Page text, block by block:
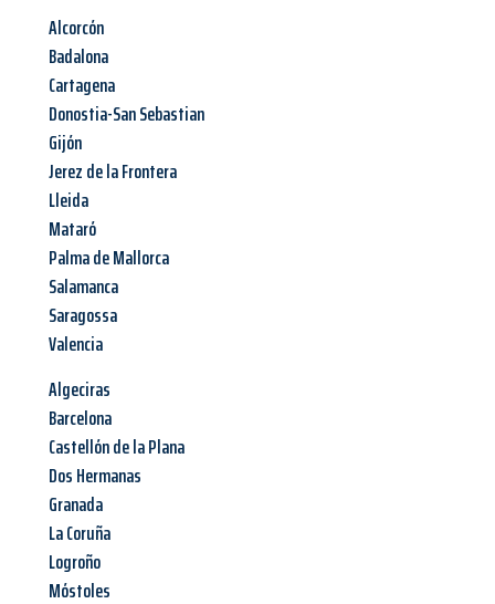
Alcorcón
Badalona
Cartagena
Donostia-San Sebastian
Gijón
Jerez de la Frontera
Lleida
Mataró
Palma de Mallorca
Salamanca
Saragossa
Valencia
Algeciras
Barcelona
Castellón de la Plana
Dos Hermanas
Granada
La Coruña
Logroño
Móstoles